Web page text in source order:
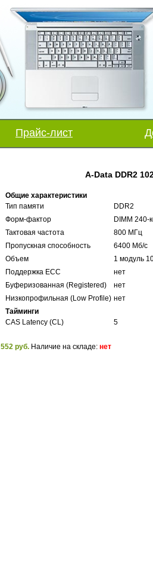
Прайс-лист
A-Data DDR2
Общие характеристики
Тип памяти
DDR2
Форм-фактор
DIMM 240-
Тактовая частота
800 МГц
Пропускная способность
6400 Мб/с
Объем
1 модуль
Поддержка ECC
нет
Буферизованная (Registered)
нет
Низкопрофильная (Low Profile) нет
Тайминги
CAS Latency (CL)
5
552 руб. Наличие на складе: нет